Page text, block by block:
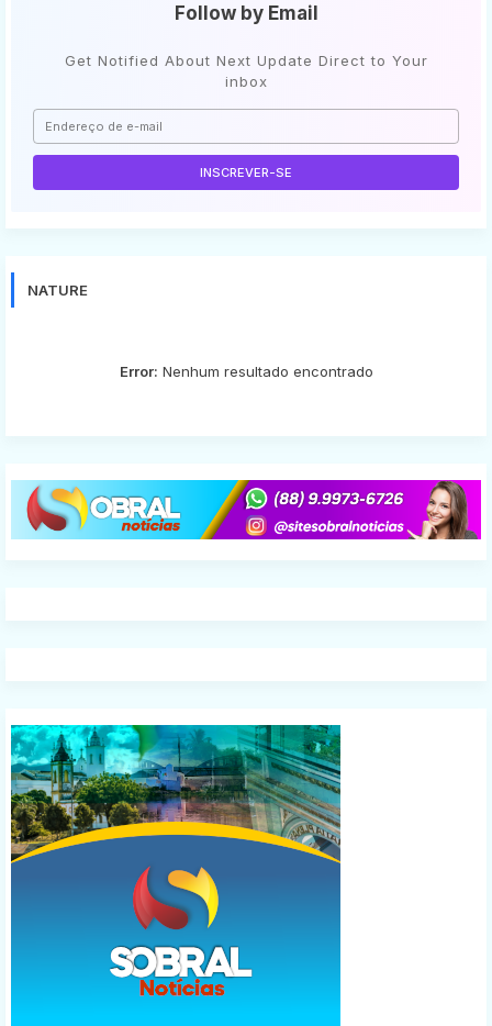
Follow by Email
Get Notified About Next Update Direct to Your
inbox
NATURE
Error: Nenhum resultado encontrado